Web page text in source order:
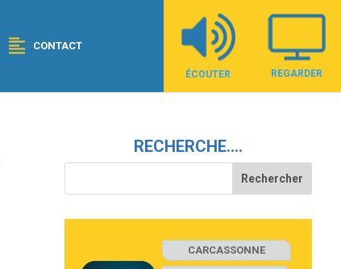
CONTACT
ÉCOUTER REGARDER
RECHERCHE….
CARCASSONNE